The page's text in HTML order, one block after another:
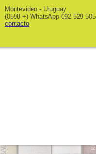
Montevideo - Uruguay
(0598 +) WhatsApp 092 529 505
contacto